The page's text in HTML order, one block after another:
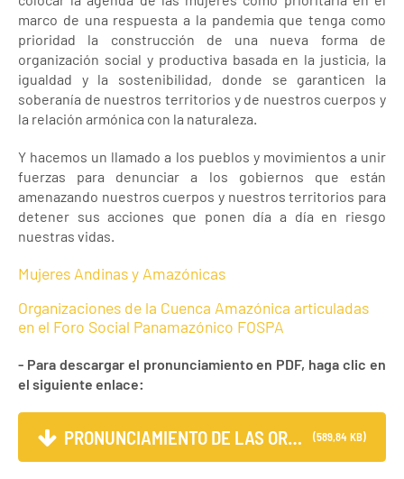
marco de una respuesta a la pandemia que tenga como
prioridad la construcción de una nueva forma de
organización social y productiva basada en la justicia, la
igualdad y la sostenibilidad, donde se garanticen la
soberanía de nuestros territorios y de nuestros cuerpos y
la relación armónica con la naturaleza.
Y hacemos un llamado a los pueblos y movimientos a unir
fuerzas para denunciar a los gobiernos que están
amenazando nuestros cuerpos y nuestros territorios para
detener sus acciones que ponen día a día en riesgo
nuestras vidas.
Mujeres Andinas y Amazónicas
Organizaciones de la Cuenca Amazónica articuladas
en el Foro Social Panamazónico FOSPA
- Para descargar el pronunciamiento en PDF, haga clic en
el siguiente enlace:
PRONUNCIAMIENTO DE LAS ORGA... (589,84 KB)